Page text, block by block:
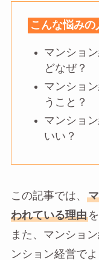
こんな悩みの
マンショ
どなぜ？
マンショ
うこと？
マンショ
いい？
この記事では、
われている理由
また、マンショ
ンション経営で